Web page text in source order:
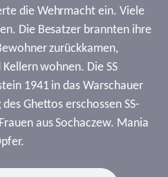
die Wehrmacht ein. Viele
Die Besatzer brannten ihre
zurückkamen,
wohnen. Die SS
1941 in das Warschauer
Ghettos erschossen SS-
aus Sochaczew. Mania